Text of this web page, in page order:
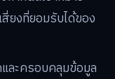
สี่ยงที่ยอมรับได้ของ
ละครอบคลุมข้อมูล